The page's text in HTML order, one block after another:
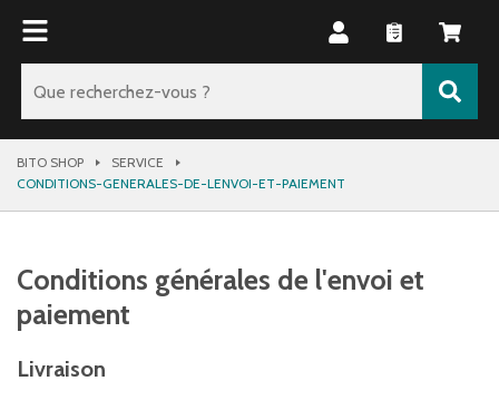
BITO SHOP
SERVICE
CONDITIONS-GENERALES-DE-LENVOI-ET-PAIEMENT
Conditions générales de l'envoi et
paiement
Livraison